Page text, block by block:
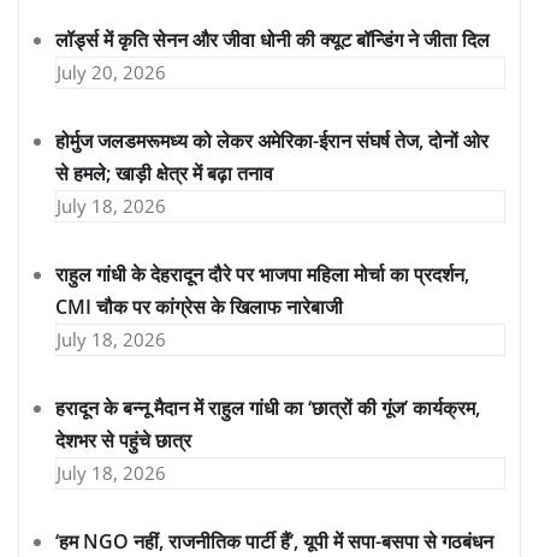
लॉर्ड्स में कृति सेनन और जीवा धोनी की क्यूट बॉन्डिंग ने जीता दिल
July 20, 2026
होर्मुज जलडमरूमध्य को लेकर अमेरिका-ईरान संघर्ष तेज, दोनों ओर
से हमले; खाड़ी क्षेत्र में बढ़ा तनाव
July 18, 2026
राहुल गांधी के देहरादून दौरे पर भाजपा महिला मोर्चा का प्रदर्शन,
CMI चौक पर कांग्रेस के खिलाफ नारेबाजी
July 18, 2026
हरादून के बन्नू मैदान में राहुल गांधी का ‘छात्रों की गूंज’ कार्यक्रम,
देशभर से पहुंचे छात्र
July 18, 2026
‘हम NGO नहीं, राजनीतिक पार्टी हैं’, यूपी में सपा-बसपा से गठबंधन